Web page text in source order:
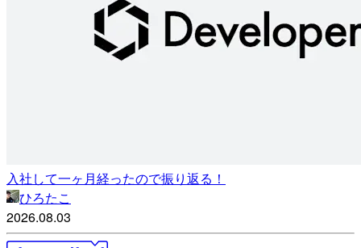
入社して一ヶ月経ったので振り返る！
ひろたこ
2026.08.03